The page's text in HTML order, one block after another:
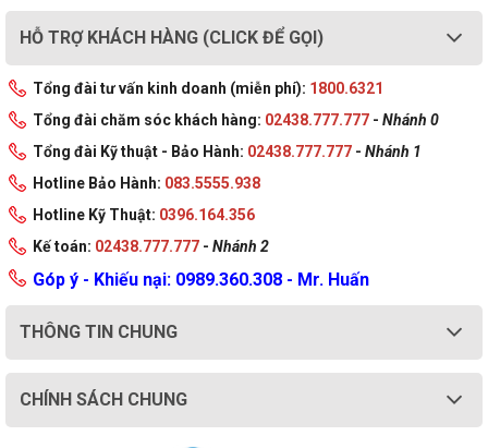
HỖ TRỢ KHÁCH HÀNG (CLICK ĐỂ GỌI)
Tổng đài tư vấn kinh doanh (miễn phí): 1800.6321
Tổng đài chăm sóc khách hàng: 02438.777.777 - Nhánh 0
Tổng đài Kỹ thuật - Bảo Hành: 02438.777.777 - Nhánh 1
Hotline Bảo Hành: 083.5555.938
Hotline Kỹ Thuật: 0396.164.356
Kế toán: 02438.777.777 - Nhánh 2
Góp ý - Khiếu nại: 0989.360.308 - Mr. Huấn
THÔNG TIN CHUNG
CHÍNH SÁCH CHUNG